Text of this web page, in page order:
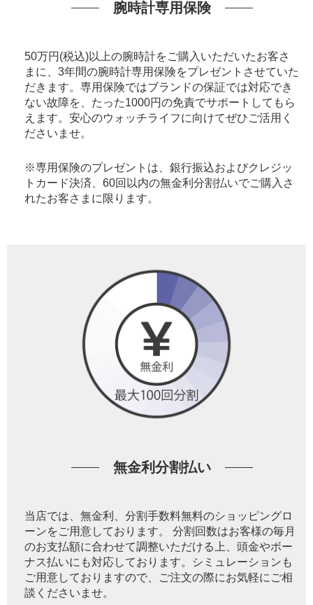
腕時計専用保険
50万円(税込)以上の腕時計をご購入いただいたお客さ
まに、3年間の腕時計専用保険をプレゼントさせていた
だきます。専用保険ではブランドの保証では対応でき
ない故障を、たった1000円の免責でサポートしてもら
えます。安心のウォッチライフに向けてぜひご活用く
ださいませ。
※専用保険のプレゼントは、銀行振込およびクレジッ
トカード決済、60回以内の無金利分割払いでご購入さ
れたお客さまに限ります。
無金利分割払い
当店では、無金利、分割手数料無料のショッピングロ
ーンをご用意しております。 分割回数はお客様の毎月
のお支払額に合わせて調整いただける上、頭金やボー
ナス払いにも対応しております。シミュレーションも
ご用意しておりますので、ご注文の際にお気軽にご相
談くださいませ。